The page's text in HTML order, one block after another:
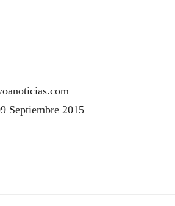
Septiembre 2015